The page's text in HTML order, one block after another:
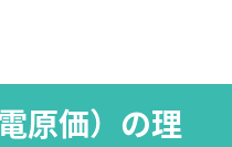
原価）の理